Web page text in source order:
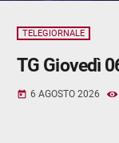
TELEGIORNALE
TG Giovedì
today 6 AGOSTO 2026